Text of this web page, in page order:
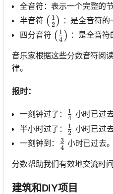
全音符：表示一个完整的节
半音符 ( 2
1 ) ：是全音符的
四分音符 ( 4
1 ) ：是全音符
音乐家根据这些分数音符阅
律。
报时：
一刻钟过了： 4
1 小时已过去
半小时过了：
2
1 小时已过去
一刻钟到：
\frac{3}{4}
4
3 小时已过去。
分数帮助我们有效地交流时
建筑和DIY项目